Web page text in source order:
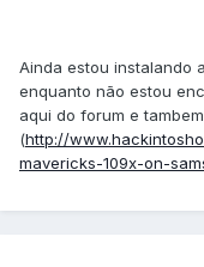
Ainda estou instalando
enquanto não estou
aqui do forum e
(http://
mavericks-109x-on-